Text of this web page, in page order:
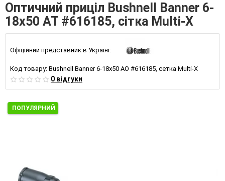
Оптичний приціл Bushnell Banner 6-
18х50 АТ #616185, сітка Multi-X
Офіційний представник в Україні:
Код товару: Bushnell Banner 6-18х50 АО #616185, сетка Multi-X
0 відгуки
ПОПУЛЯРНИЙ